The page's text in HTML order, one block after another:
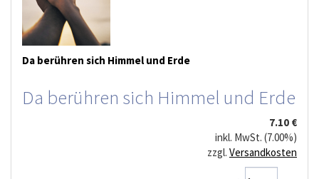
Da berühren sich Himmel und Erde
Da berühren sich Himmel und Erde
7.10 €
inkl. MwSt. (7.00%)
zzgl. Versandkosten